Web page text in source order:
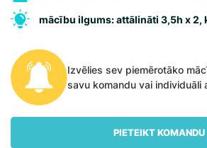
mācību ilgums: attālināti 3,5h x 2,
Izvēlies sev piemērotāko
savu komandu vai individuāli
PIETEIKT KOMANDU